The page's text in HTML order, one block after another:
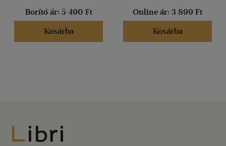
Borító ár: 5 490 Ft
Kosárba
Online ár: 3 899 Ft
Kosárba
Libri